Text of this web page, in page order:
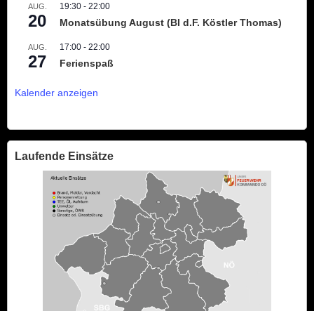
AUG.
20
19:30 - 22:00
Monatsübung August (BI d.F. Köstler Thomas)
AUG.
27
17:00 - 22:00
Ferienspaß
Kalender anzeigen
Laufende Einsätze